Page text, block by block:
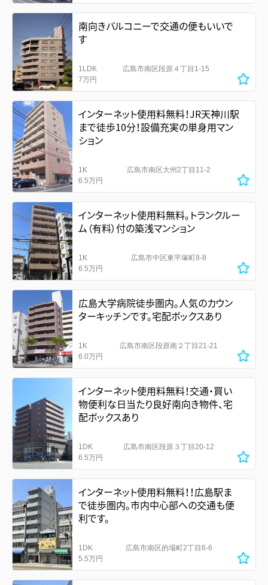
南向きバルコニーで交通の便もいいで
す
1LDK
7万円
広島市南区段原４丁目1-15
インターネット使用料無料！JR天神川駅
まで徒歩10分！設備充実の単身用マン
ション
1K
6.5万円
広島市南区大州2丁目11-2
インターネット使用料無料。トランクルー
ム（有料）付の築浅マンション
1K
6.5万円
広島市中区東平塚町8-8
広島大学病院徒歩圏内。人気のカウン
ターキッチンです。宅配ボックスあり
1K
6.0万円
広島市南区段原南２丁目21-21
インターネット使用料無料！交通・買い
物便利な日当たり良好南向き物件、宅
配ボックスあり
1DK
6.5万円
広島市南区段原３丁目20-12
インターネット使用料無料！！広島駅ま
で徒歩圏内。市内中心部への交通も便
利です。
1DK
5.5万円
広島市南区的場町2丁目6-6